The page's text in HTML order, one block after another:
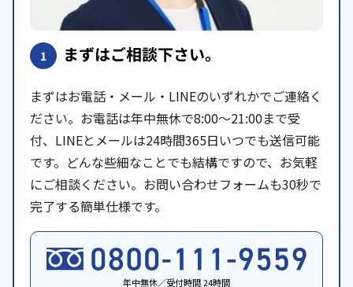
1 まずはご相談下さい。
まずはお電話・メール・LINEのいずれかでご連絡く
ださい。お電話は年中無休で8:00〜21:00まで受
付、LINEとメールは24時間365日いつでも送信可能
です。どんな些細なことでも結構ですので、お気軽
にご相談ください。お問い合わせフォームも30秒で
完了する簡単仕様です。
年中無休／受付時間 24時間